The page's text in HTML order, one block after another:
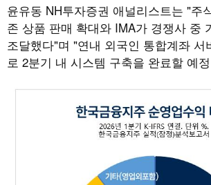
윤유동 NH투자증권 애널리스트는 "주
존 상품 판매 확대와 IMA가 경쟁사 중
조달했다"며 "연내 외국인 통합계좌 서
로 2분기 내 시스템 구축을 완료할 예